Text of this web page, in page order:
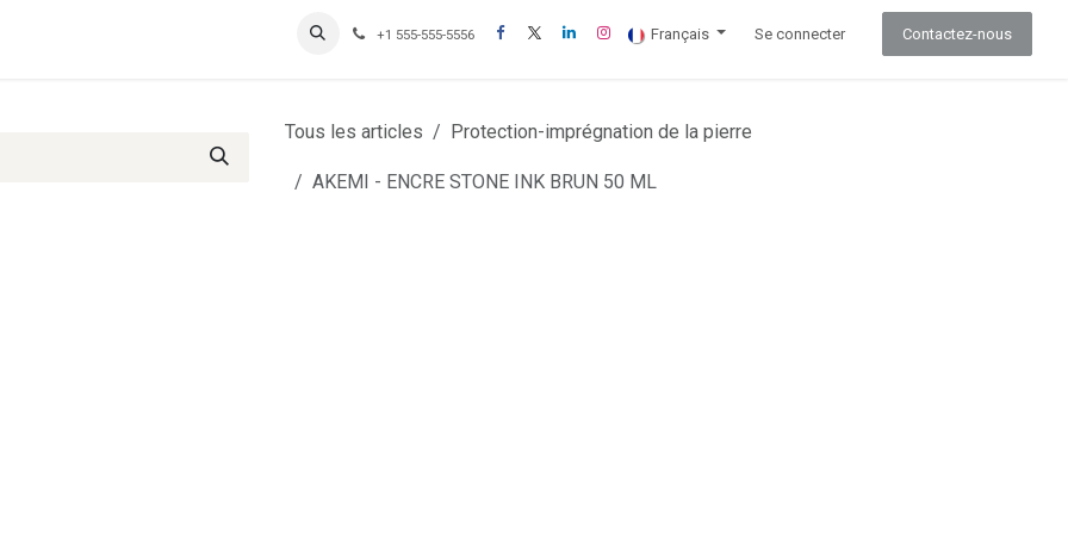
Inscription Clients professionnels+1 555-555-5556 Français Se connecter Contactez-nous
Tous les articles Protection-imprégnation de la pierre
AKEMI - ENCRE STONE INK BRUN 50 ML